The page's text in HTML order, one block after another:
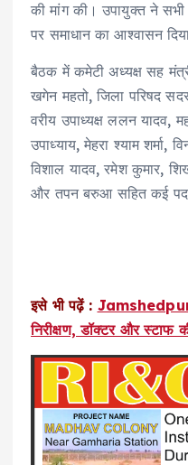
की मांग की। उपायुक्त ने
पर समाधान का आश्वासन
बैठक में कमेटी अध्यक्ष सह
खगेन महतो, जिला परिषद
वरीय उपाध्यक्ष ललन यादव,
उपाध्याय, मेहरा श्याम शर्मा,
विशाल यादव, रमेश कुमार,
और तपन बरुआ सहित कई
इसे भी पढ़ें :
निरीक्षण, डॉक्टर और स्टाफ